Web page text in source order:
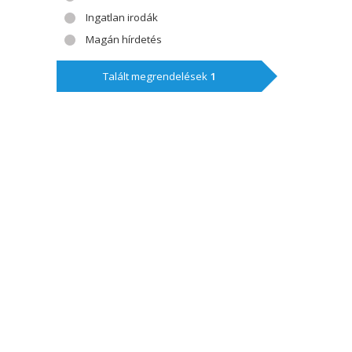
Ingatlan irodák
Magán hírdetés
Talált megrendelések 1